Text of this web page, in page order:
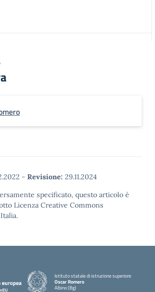
- Revisione: 29.11.2024
specificato, questo articolo è
Licenza Creative Commons
Istituto statale di istruzione superiore
Oscar Romero
Albino (Bg)